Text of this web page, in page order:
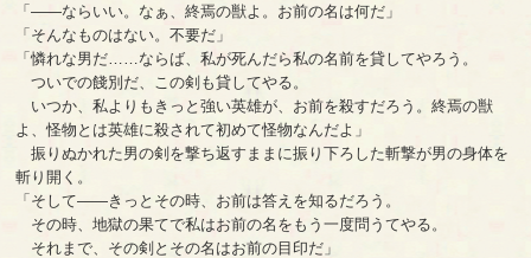
「――ならいい。なぁ、終焉の獣よ。お前の名は何だ」
「そんなものはない。不要だ」
「憐れな男だ……ならば、私が死んだら私の名前を貸してやろう。
ついでの餞別だ、この剣も貸してやる。
いつか、私よりもきっと強い英雄が、お前を殺すだろう。終焉の獣
よ、怪物とは英雄に殺されて初めて怪物なんだよ」
振りぬかれた男の剣を撃ち返すままに振り下ろした斬撃が男の身体を
斬り開く。
「そして――きっとその時、お前は答えを知るだろう。
その時、地獄の果てで私はお前の名をもう一度問うてやる。
それまで、その剣とその名はお前の目印だ」